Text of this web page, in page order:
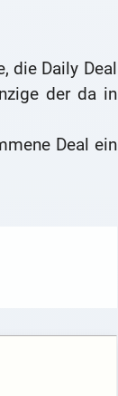
die Daily Deal
der da in
Deal ein